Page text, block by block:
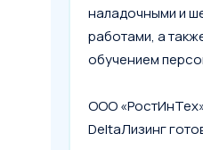
наладочными и
работами, а
обучением
ООО
DeltaЛизинг